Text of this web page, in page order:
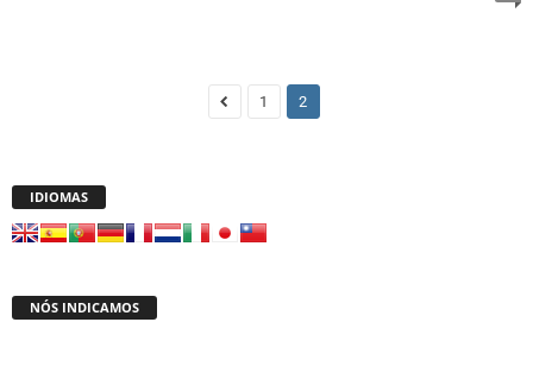
1 2
IDIOMAS
NÓS INDICAMOS